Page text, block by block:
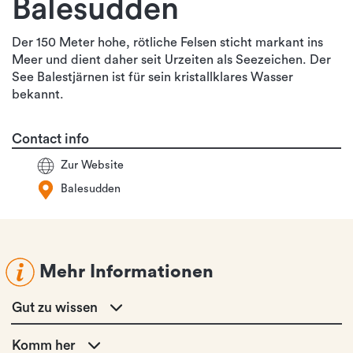
Balesudden
Der 150 Meter hohe, rötliche Felsen sticht markant ins
Meer und dient daher seit Urzeiten als Seezeichen. Der
See Balestjärnen ist für sein kristallklares Wasser
bekannt.
Contact info
Zur Website
Balesudden
Mehr Informationen
Gut zu wissen
Komm her